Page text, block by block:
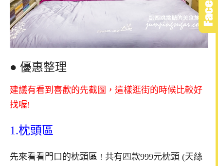
● 優惠整理
建議有看到喜歡的先截圖，這樣逛街的時候比較好
找喔!
1.枕頭區
先來看看門口的枕頭區 ! 共有四款999元枕頭 (天絲